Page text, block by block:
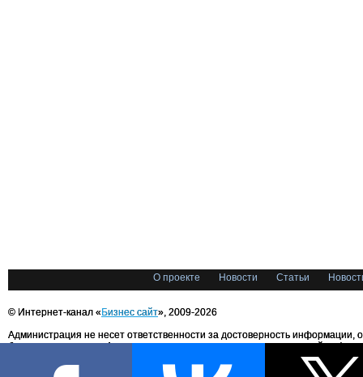
О проекте Новости Статьи
© Интернет-канал «Бизнес сайт», 2009-2026
Администрация не несет ответственности за достоверность информации,
блоггерами портала. Администрация не предоставляет справочной
Все права на любые материалы, опубликованные на сайте, защищены в